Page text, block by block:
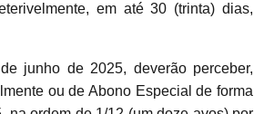
em até 30 (trinta) dias,
junho de 2025, deverão perceber,
ou de Abono Especial de forma